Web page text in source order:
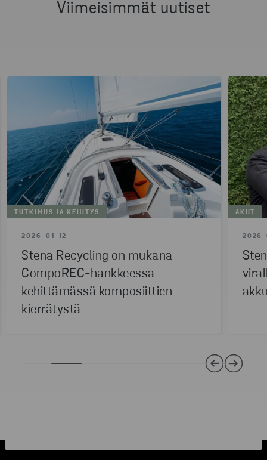
Viimeisimmät uutiset
TUTKIMUS JA KEHITYS
2026-01-12
Stena Recycling on mukana
CompoREC-hankkeessa
kehittämässä komposiittien
kierrätystä
AKUT